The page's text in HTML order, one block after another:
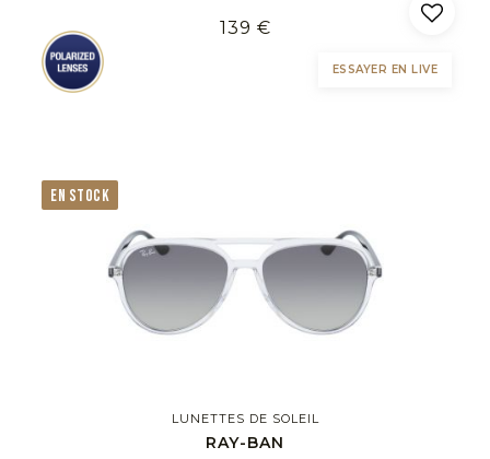
139 €
ESSAYER EN LIVE
EN STOCK
LUNETTES DE SOLEIL
RAY-BAN